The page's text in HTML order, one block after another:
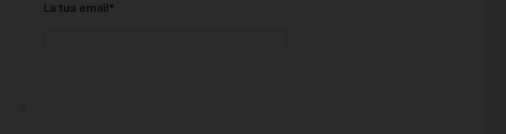
La tua email*